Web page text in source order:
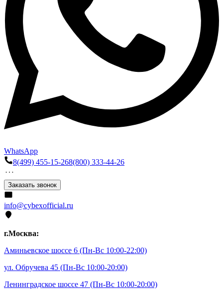
WhatsApp
8(499) 455-15-268(800) 333-44-26
Заказать звонок
info@cybexofficial.ru
г.Москва:
Аминьевское шоссе 6 (Пн-Вс 10:00-22:00)
ул. Обручева 45 (Пн-Вс 10:00-20:00)
Ленинградское шоссе 47 (Пн-Вс 10:00-20:00)